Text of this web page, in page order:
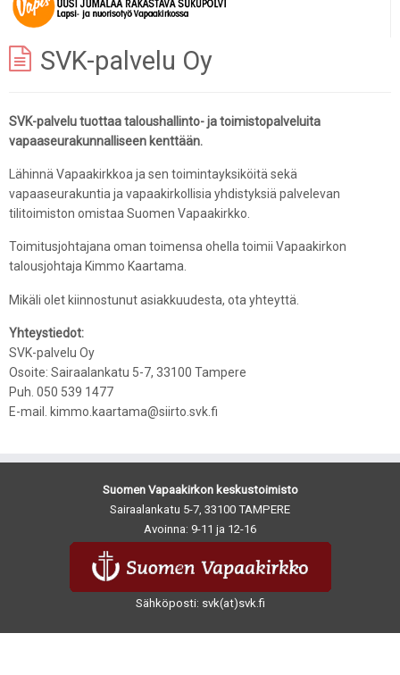
SVK-palvelu Oy
SVK-palvelu tuottaa taloushallinto- ja toimistopalveluita
vapaaseurakunnalliseen kenttään.
Lähinnä Vapaakirkkoa ja sen toimintayksiköitä sekä
vapaaseurakuntia ja vapaakirkollisia yhdistyksiä palvelevan
tilitoimiston omistaa Suomen Vapaakirkko.
Toimitusjohtajana oman toimensa ohella toimii Vapaakirkon
talousjohtaja Kimmo Kaartama.
Mikäli olet kiinnostunut asiakkuudesta, ota yhteyttä.
Yhteystiedot:
SVK-palvelu Oy
Osoite: Sairaalankatu 5-7, 33100 Tampere
Puh. 050 539 1477
E-mail. kimmo.kaartama@siirto.svk.fi
Suomen Vapaakirkon keskustoimisto
Sairaalankatu 5-7, 33100 TAMPERE
Avoinna: 9-11 ja 12-16
Sähköposti: svk(at)svk.fi